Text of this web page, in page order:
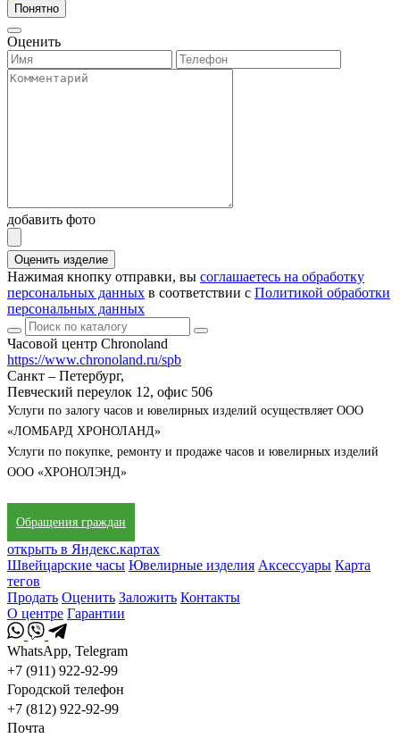
Понятно
Оценить
добавить фото
Оценить изделие
Нажимая кнопку отправки, вы соглашаетесь на обработку
персональных данных в соответствии с Политикой обработки
персональных данных
Часовой центр Chronoland
https://www.chronoland.ru/spb
Санкт – Петербург,
Певческий переулок 12, офис 506
Услуги по залогу часов и ювелирных изделий осуществляет ООО
«ЛОМБАРД ХРОНОЛАНД»
Услуги по покупке, ремонту и продаже часов и ювелирных изделий
ООО «ХРОНОЛЭНД»
Обращения граждан
открыть в Яндекс.картах
Швейцарские часы Ювелирные изделия Аксессуары Карта
тегов
Продать Оценить Заложить Контакты
О центре Гарантии
WhatsApp, Telegram
+7 (911) 922-92-99
Городской телефон
+7 (812) 922-92-99
Почта